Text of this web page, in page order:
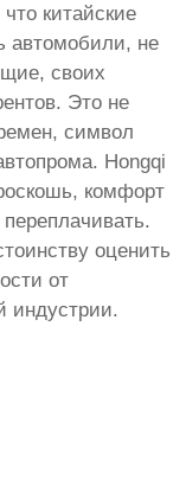
китайские
автомобили, не
своих
Это не
символ
Hongqi
комфорт
оценить
от
индустрии.